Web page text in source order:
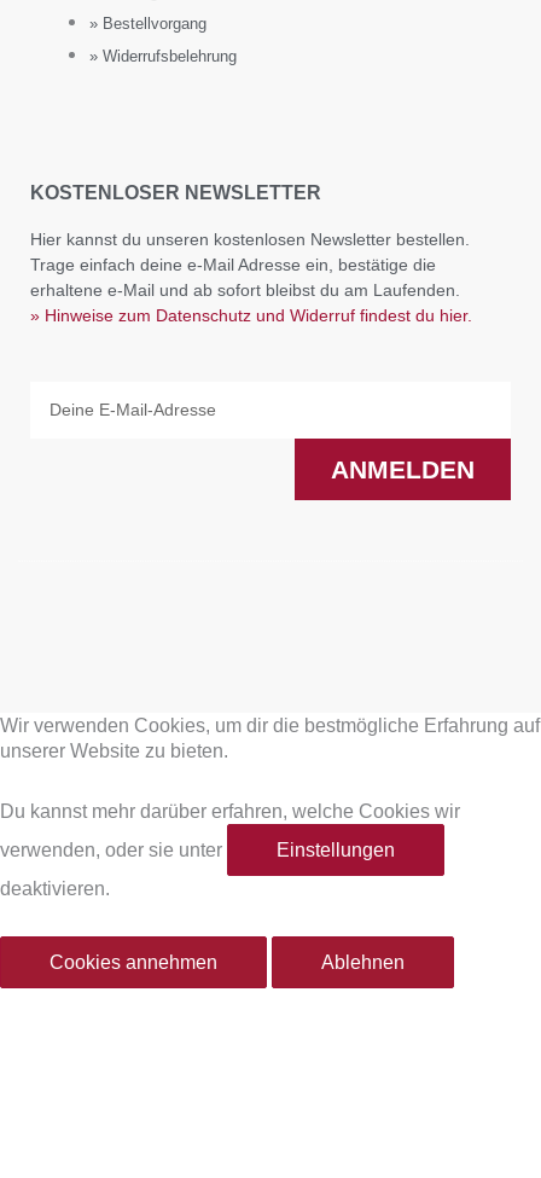
» Bestellvorgang
» Widerrufsbelehrung
KOSTENLOSER NEWSLETTER
Hier kannst du unseren kostenlosen Newsletter bestellen.
Trage einfach deine e-Mail Adresse ein, bestätige die
erhaltene e-Mail und ab sofort bleibst du am Laufenden.
» Hinweise zum Datenschutz und Widerruf findest du hier.
ANMELDEN
a
e
b
o
o
Wir verwenden Cookies, um dir die bestmögliche Erfahrung auf
unserer Website zu bieten.
Du kannst mehr darüber erfahren, welche Cookies wir
verwenden, oder sie unter
Einstellungen
deaktivieren.
Cookies annehmen Ablehnen